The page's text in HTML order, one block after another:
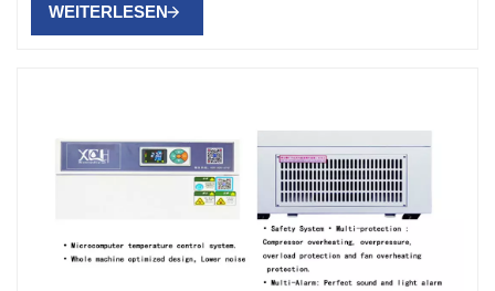
WEITERLESEN